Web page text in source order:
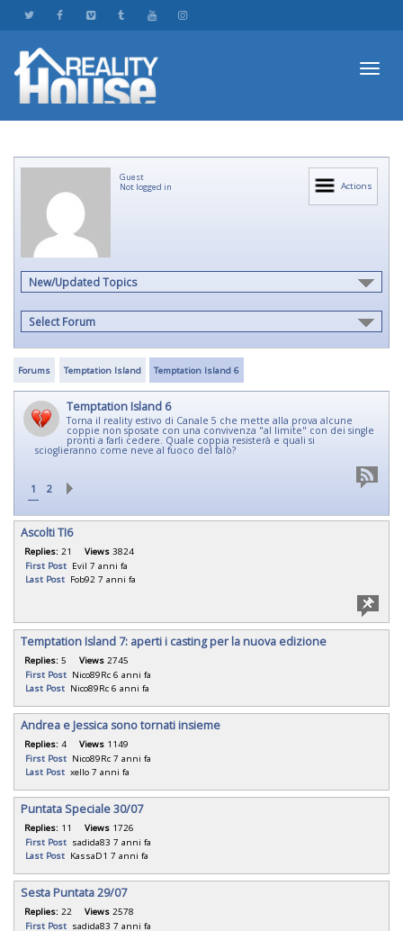
Actions
Guest
Not logged in
New/Updated Topics
Select Forum
Forums Temptation Island Temptation Island 6
Temptation Island 6
Torna il reality estivo di Canale 5 che mette alla prova alcune
coppie non sposate con una convivenza "al limite" con dei single
pronti a farli cedere. Quale coppia resisterà e quali si
scioglieranno come neve al fuoco del falò?
1 2
Ascolti TI6
Replies: 21 Views 3824
First Post Evil 7 anni fa
Last Post Fob92 7 anni fa
Temptation Island 7: aperti i casting per la nuova edizione
Replies: 5 Views 2745
First Post Nico89Rc 6 anni fa
Last Post Nico89Rc 6 anni fa
Andrea e Jessica sono tornati insieme
Replies: 4 Views 1149
First Post Nico89Rc 7 anni fa
Last Post xello 7 anni fa
Puntata Speciale 30/07
Replies: 11 Views 1726
First Post sadida83 7 anni fa
Last Post KassaD1 7 anni fa
Sesta Puntata 29/07
Replies: 22 Views 2578
First Post sadida83 7 anni fa